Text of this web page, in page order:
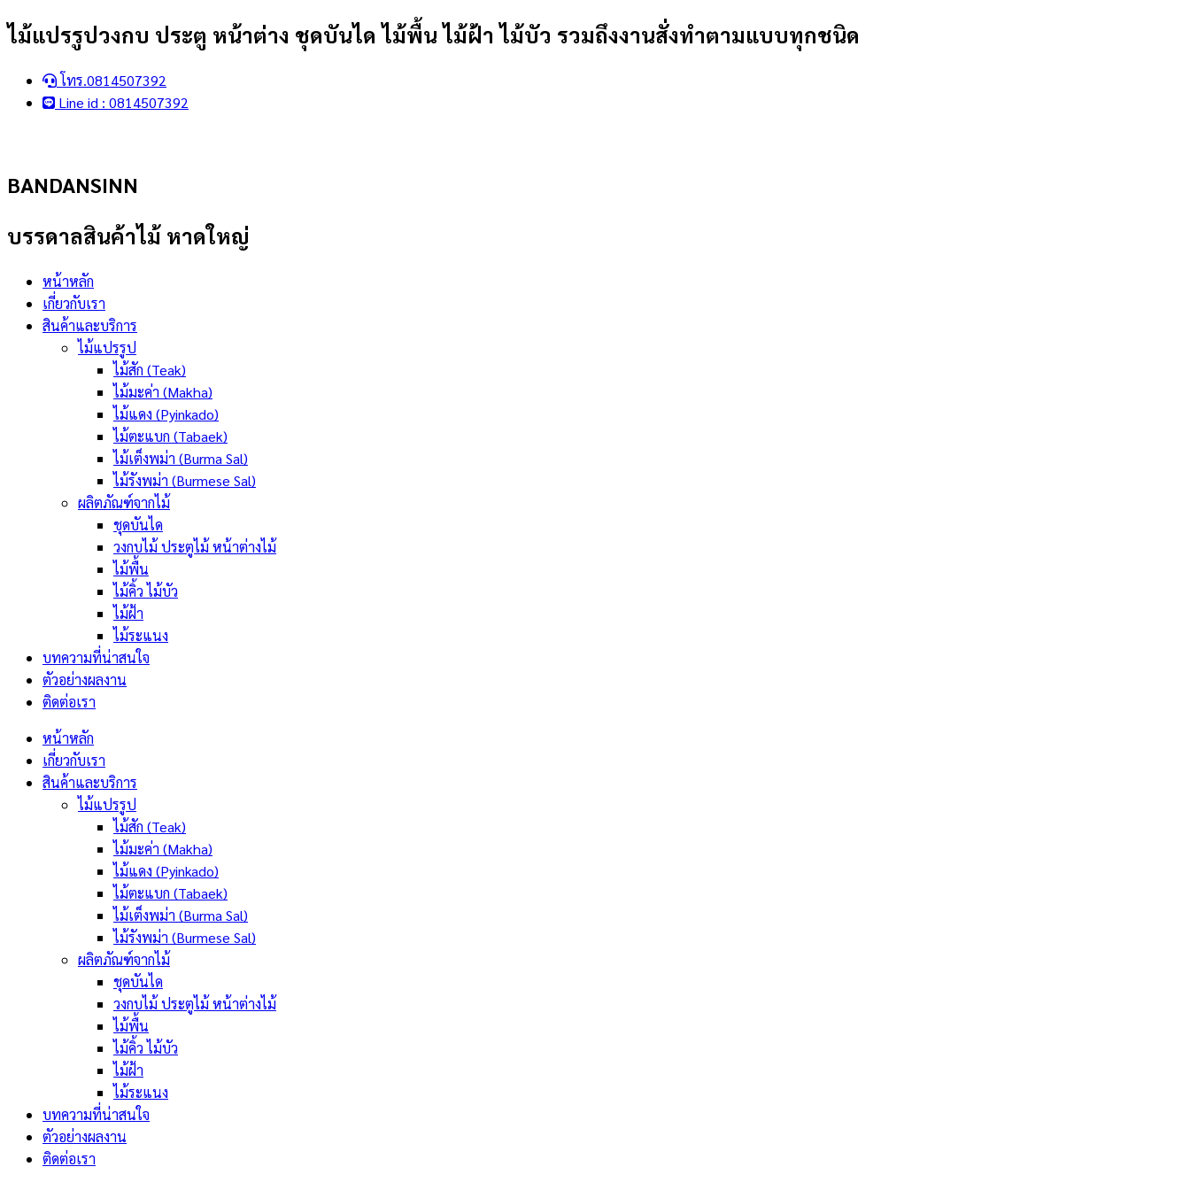
Skip
content
ไม้แปรรูปวงกบ ประตู หน้าต่าง ชุดบันได ไม้พื้น ไม้ฝ้า ไม้บัว รวมถึงงานสั่งทำตามแบบทุกชนิด
โทร.0814507392
Line id : 0814507392
BANDANSINN
บรรดาลสินค้าไม้ หาดใหญ่
หน้าหลัก
เกี่ยวกับเรา
สินค้าและบริการ
ไม้แปรรูป
ไม้สัก (Teak)
ไม้มะค่า (Makha)
ไม้แดง (Pyinkado)
ไม้ตะแบก (Tabaek)
ไม้เต็งพม่า (Burma Sal)
ไม้รังพม่า (Burmese Sal)
ผลิตภัณฑ์จากไม้
ชุดบันได
วงกบไม้ ประตูไม้ หน้าต่างไม้
ไม้พื้น
ไม้คิ้ว ไม้บัว
ไม้ฝ้า
ไม้ระแนง
บทความที่น่าสนใจ
ตัวอย่างผลงาน
ติดต่อเรา
หน้าหลัก
เกี่ยวกับเรา
สินค้าและบริการ
ไม้แปรรูป
ไม้สัก (Teak)
ไม้มะค่า (Makha)
ไม้แดง (Pyinkado)
ไม้ตะแบก (Tabaek)
ไม้เต็งพม่า (Burma Sal)
ไม้รังพม่า (Burmese Sal)
ผลิตภัณฑ์จากไม้
ชุดบันได
วงกบไม้ ประตูไม้ หน้าต่างไม้
ไม้พื้น
ไม้คิ้ว ไม้บัว
ไม้ฝ้า
ไม้ระแนง
บทความที่น่าสนใจ
ตัวอย่างผลงาน
ติดต่อเรา